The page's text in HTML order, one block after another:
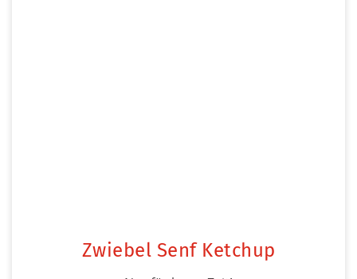
Zwiebel Senf Ketchup